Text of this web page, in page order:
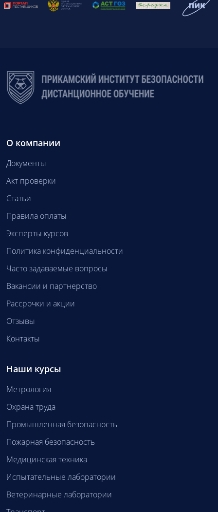
О компании
Документы
Акт проверки
Статьи
Правила оплаты
Эксперты курсов
Политика конфиденциальности
Часто задаваемые вопросы
Вакансии и партнерство
Рассрочки и акции
Отзывы
Контакты
Наши курсы
Метрология
Охрана труда
Промышленная безопасность
Пожарная безопасность
Медицинская техника
Испытательные лаборатории
Ветеринарные лаборатории